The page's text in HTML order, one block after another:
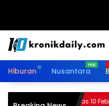
Hiburan Nusantara
Harga Emas 10